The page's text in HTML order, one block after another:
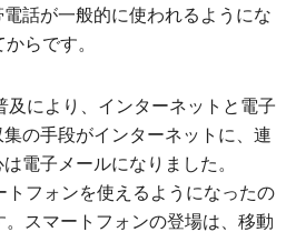
話が一般的に使われるようにな
らです。
及により、インターネットと電子
の手段がインターネットに、連
電子メールになりました。
トフォンを使えるようになったの
スマートフォンの登場は、移動